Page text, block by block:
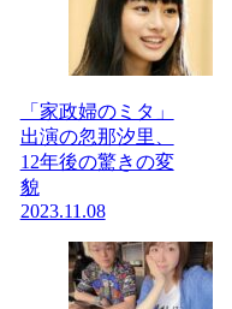
「家政婦のミタ」
出演の忽那汐里、
12年後の驚きの変
貌
2023.11.08